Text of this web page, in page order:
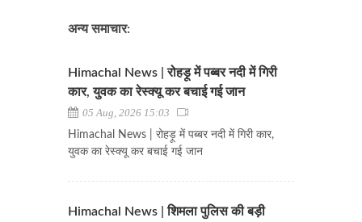
अन्य समाचार:
Himachal News | रोहड़ू में पब्बर नदी में गिरी
कार, युवक का रेस्क्यू कर बचाई गई जान
05 Aug, 2026 15:03
Himachal News | रोहड़ू में पब्बर नदी में गिरी कार,
युवक का रेस्क्यू कर बचाई गई जान
Himachal News | शिमला पुलिस की बड़ी